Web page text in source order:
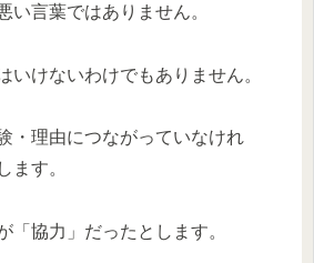
い言葉ではありません。
いけないわけでもありません。
・理由につながっていなけれ
ます。
「協力」だったとします。